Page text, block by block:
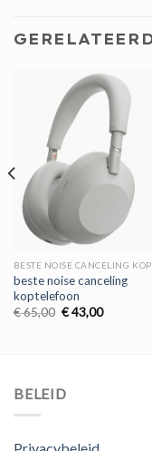
beste noise canceling
koptelefoon
€65,00 Oorspronkelijke
€43,00Huidige
BELEID